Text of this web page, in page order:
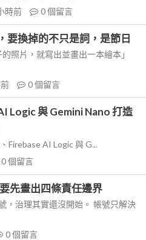
時前 0個留言
要換掉的不只是詞，是節日
照片，就寫出並畫出一本繪本」
0個留言
Logic 與 Gemini Nano 打造
Firebase AI Logic 與 G...
0個留言
先畫出四條責任邊界
，治理其實還沒開始。 帳號只解決
0個留言